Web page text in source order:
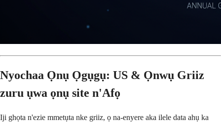
Nyochaa Ọnụ Ọgụgụ: US & Ọnwụ Griiz
zuru ụwa ọnụ site n'Afọ
Iji ghọta n'ezie mmetụta nke griiz, ọ na-enyere aka ilele data ahụ ka